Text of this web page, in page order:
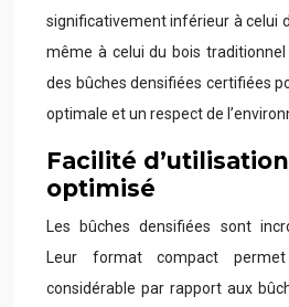
significativement inférieur à celui
même à celui du bois traditionnel
des bûches densifiées certifiées
optimale et un respect de
Facilité
optimisé
Les bûches densifiées sont
Leur format compact
considérable par rapport aux